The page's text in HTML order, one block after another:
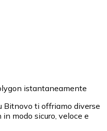
istantaneamente
Bitnovo ti offriamo diverse
modo sicuro, veloce e